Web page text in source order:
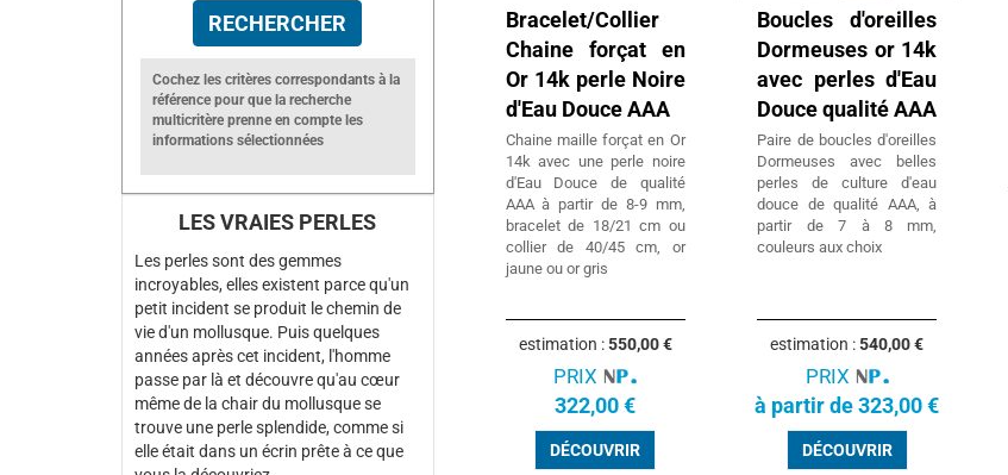
Cochez les critères correspondants à la
référence pour que la recherche
multicritère prenne en compte les
informations sélectionnées
LES VRAIES PERLES
Les perles sont des gemmes
incroyables, elles existent parce qu'un
petit incident se produit le chemin de
vie d'un mollusque. Puis quelques
années après cet incident, l'homme
passe par là et découvre qu'au cœur
même de la chair du mollusque se
trouve une perle splendide, comme si
elle était dans un écrin prête à ce que
Bracelet/Collier
Chaine forçat en
Or 14k perle Noire
d'Eau Douce AAA
Chaine maille forçat en Or
14k avec une perle noire
d'Eau Douce de qualité
AAA à partir de 8-9 mm,
bracelet de 18/21 cm ou
collier de 40/45 cm, or
jaune ou or gris
estimation :550,00 €
PRIX
322,00 €
DÉCOUVRIR
Boucles d'oreilles
Dormeuses or 14k
avec perles d'Eau
Douce qualité AAA
Paire de boucles d'oreilles
Dormeuses avec belles
perles de culture d'eau
douce de qualité AAA, à
partir de 7 à 8 mm,
couleurs aux choix
estimation :540,00 €
PRIX
à partir de 323,00 €
DÉCOUVRIR